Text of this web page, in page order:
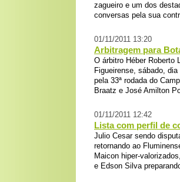
zagueiro e um dos
conversas pela sua
01/11/2011 13:20
Arbitragem para
O árbitro Héber Roberto
Figueirense, sábado,
pela 33ª rodada do
Braatz e José Amilton
01/11/2011 12:42
Lista com perfil de
Julio Cesar sendo
retornando ao
Maicon hiper-
e Edson Silva